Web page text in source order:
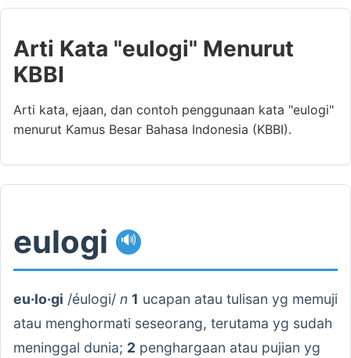
Arti Kata "eulogi" Menurut
KBBI
Arti kata, ejaan, dan contoh penggunaan kata "eulogi"
menurut Kamus Besar Bahasa Indonesia (KBBI).
eulogi 🔊
eu·lo·gi /éulogi/ n 1 ucapan atau tulisan yg memuji
atau menghormati seseorang, terutama yg sudah
meninggal dunia; 2 penghargaan atau pujian yg